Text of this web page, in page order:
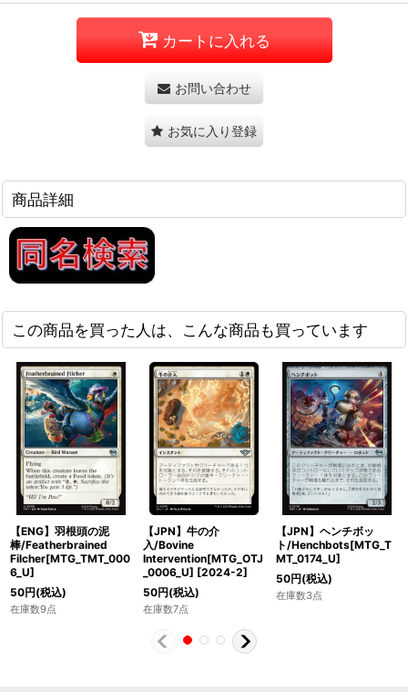
カートに入れる
お問い合わせ
お気に入り登録
商品詳細
この商品を買った人は、こんな商品も買っています
【ENG】羽根頭の泥
棒/Featherbrained
Filcher[MTG_TMT_000
6_U]
50円(税込)
在庫数9点
【JPN】牛の介
入/Bovine
Intervention[MTG_OTJ
_0006_U] [2024-2]
50円(税込)
在庫数7点
【JPN】ヘンチボッ
ト/Henchbots[MTG_T
MT_0174_U]
50円(税込)
在庫数3点